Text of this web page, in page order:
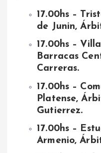
17.00hs –
de Junin,
17.00hs –
Barracas
Carreras.
17.00hs –
Platense,
Gutierrez.
17.00hs –
Armenio,